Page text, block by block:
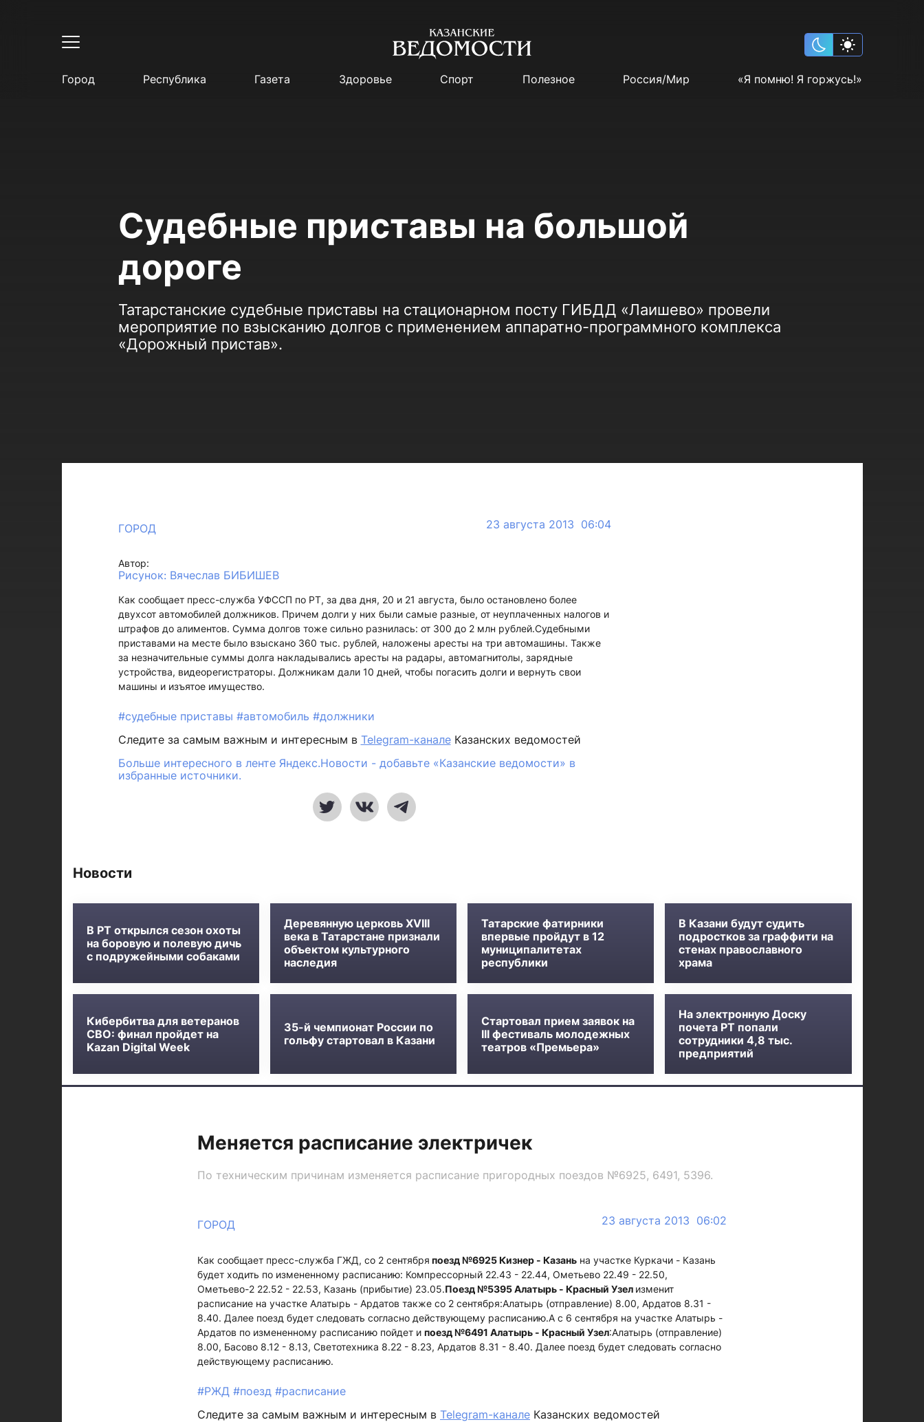
Город Республика Газета Здоровье Спорт Полезное Россия/Мир «Я помню! Я горжусь!»
Судебные приставы на большой
дороге
Татарстанские судебные приставы на стационарном посту ГИБДД «Лаишево» провели
мероприятие по взысканию долгов с применением аппаратно-программного комплекса
«Дорожный пристав».
ГОРОД 23 августа 2013 06:04
Автор:
Рисунок: Вячеслав БИБИШЕВ
Как сообщает пресс-служба УФССП по РТ, за два дня, 20 и 21 августа, было остановлено более
двухсот автомобилей должников. Причем долги у них были самые разные, от неуплаченных налогов и
штрафов до алиментов. Сумма долгов тоже сильно разнилась: от 300 до 2 млн рублей.Судебными
приставами на месте было взыскано 360 тыс. рублей, наложены аресты на три автомашины. Также
за незначительные суммы долга накладывались аресты на радары, автомагнитолы, зарядные
устройства, видеорегистраторы. Должникам дали 10 дней, чтобы погасить долги и вернуть свои
машины и изъятое имущество.
#судебные приставы #автомобиль #должники
Следите за самым важным и интересным в Telegram-каналеКазанских ведомостей
Больше интересного в ленте Яндекс.Новости - добавьте «Казанские ведомости» в
избранные источники.
Новости
В РТ открылся сезон охоты
на боровую и полевую дичь
с подружейными собаками
Деревянную церковь XVIII
века в Татарстане признали
объектом культурного
наследия
Татарские фатирники
впервые пройдут в 12
муниципалитетах
республики
В Казани будут судить
подростков за граффити на
стенах православного
храма
Кибербитва для ветеранов
СВО: финал пройдет на
Kazan Digital Week
35-й чемпионат России по
гольфу стартовал в Казани
Стартовал прием заявок на
III фестиваль молодежных
театров «Премьера»
На электронную Доску
почета РТ попали
сотрудники 4,8 тыс.
предприятий
Меняется расписание электричек
По техническим причинам изменяется расписание пригородных поездов №6925, 6491, 5396.
ГОРОД 23 августа 2013 06:02
Как сообщает пресс-служба ГЖД, со 2 сентября поезд №6925 Кизнер - Казань на участке Куркачи - Казань
будет ходить по измененному расписанию: Компрессорный 22.43 - 22.44, Ометьево 22.49 - 22.50,
Ометьево-2 22.52 - 22.53, Казань (прибытие) 23.05.Поезд №5395 Алатырь - Красный Узел изменит
расписание на участке Алатырь - Ардатов также со 2 сентября:Алатырь (отправление) 8.00, Ардатов 8.31 -
8.40. Далее поезд будет следовать согласно действующему расписанию.А с 6 сентября на участке Алатырь -
Ардатов по измененному расписанию пойдет и поезд №6491 Алатырь - Красный Узел:Алатырь (отправление)
8.00, Басово 8.12 - 8.13, Светотехника 8.22 - 8.23, Ардатов 8.31 - 8.40. Далее поезд будет следовать согласно
действующему расписанию.
#РЖД #поезд #расписание
Следите за самым важным и интересным в Telegram-канале Казанских ведомостей